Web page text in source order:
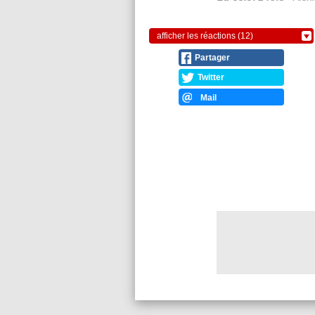
afficher les réactions (12)
Partager
Twitter
Mail